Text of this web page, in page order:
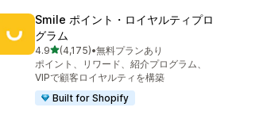
Smile ポイント・ロイヤルティプロ
グラム
4.95つ星中
(4,175)
合計レビュー数：4175件
•無料プランあり
ポイント、リワード、紹介プログラム、
VIPで顧客ロイヤルティを構築
Built for Shopify